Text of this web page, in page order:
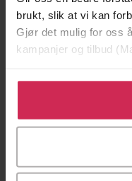
brukt, slik at vi kan
Gjør det mulig for oss
kampanjer og tilbud
Klikk på «Godta alle»
bruke cookies for alle
tilpasse ditt samtykke
349,-
Jørn Lier Horst